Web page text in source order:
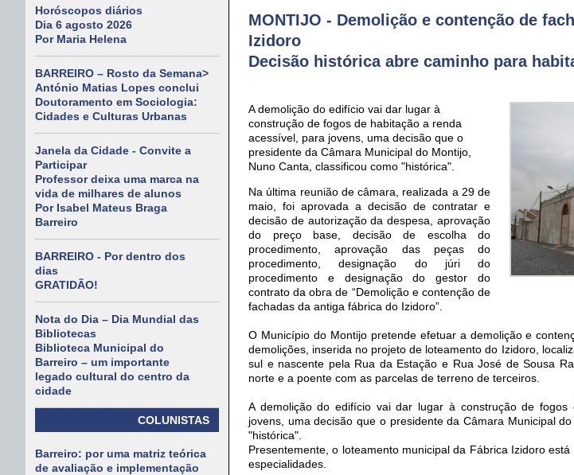
Horóscopos diários
Dia 6 agosto 2026
Por Maria Helena
BARREIRO – Rosto da Semana>
António Matias Lopes conclui
Doutoramento em Sociologia:
Cidades e Culturas Urbanas
Janela da Cidade - Convite a
Participar
Professor deixa uma marca na
vida de milhares de alunos
Por Isabel Mateus Braga
Barreiro
BARREIRO - Por dentro dos
dias
GRATIDÃO!
Nota do Dia – Dia Mundial das
Bibliotecas
Biblioteca Municipal do
Barreiro – um importante
legado cultural do centro da
cidade
COLUNISTAS
Barreiro: por uma matriz teórica
de avaliação e implementação
MONTIJO - Demolição e contenção de
Izidoro
Decisão histórica abre caminho para
A demolição do edifício vai dar lugar à
construção de fogos de habitação a renda
acessível, para jovens, uma decisão que o
presidente da Câmara Municipal do Montijo,
Nuno Canta, classificou como "histórica".
Na última reunião de câmara, realizada a 29 de
maio, foi aprovada a decisão de contratar e
decisão de autorização da despesa, aprovação
do preço base, decisão de escolha do
procedimento, aprovação das peças do
procedimento, designação do júri do
procedimento e designação do gestor do
contrato da obra de “Demolição e contenção de
fachadas da antiga fábrica do Izidoro”.
O Município do Montijo pretende efetuar a demolição e
demolições, inserida no projeto de loteamento do Izidoro,
sul e nascente pela Rua da Estação e Rua José de Sousa
norte e a poente com as parcelas de terreno de terceiros.
A demolição do edifício vai dar lugar à construção de
jovens, uma decisão que o presidente da Câmara Municipal
"histórica".
Presentemente, o loteamento municipal da Fábrica Izidoro
especialidades.